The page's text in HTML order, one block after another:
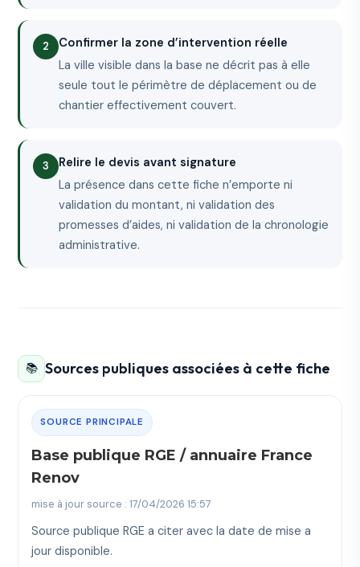
Confirmer la zone d’intervention réelle
La ville visible dans la base ne décrit pas à elle
seule tout le périmètre de déplacement ou de
chantier effectivement couvert.
Relire le devis avant signature
La présence dans cette fiche n’emporte ni
validation du montant, ni validation des
promesses d’aides, ni validation de la chronologie
administrative.
📚 Sources publiques associées à cette fiche
SOURCE PRINCIPALE
Base publique RGE / annuaire France
Renov
mise à jour source : 17/04/2026 15:57
Source publique RGE a citer avec la date de mise a
jour disponible.